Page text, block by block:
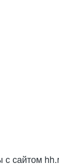
сайтом